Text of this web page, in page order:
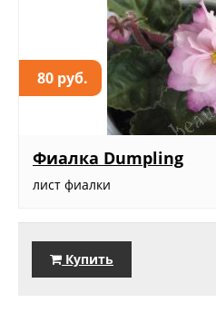
80 руб.
Фиалка Dumpling
лист фиалки
Купить